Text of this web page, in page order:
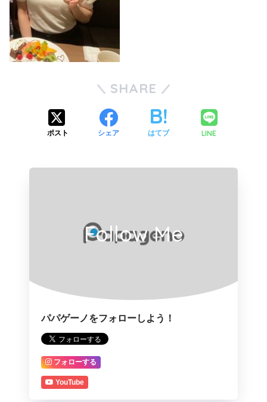
SHARE
ポスト シェア はてブ LINE
Follow Me
パパゲーノをフォローしよう！
フォローする
YouTube